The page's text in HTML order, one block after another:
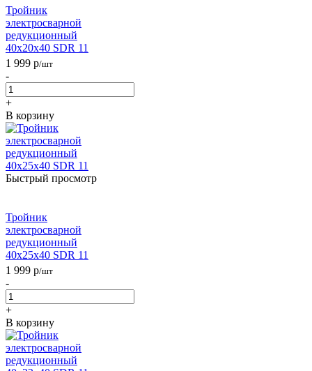
Тройник
электросварной
редукционный
40х20х40 SDR 11
1 999 р/шт
-
+
В корзину
Быстрый просмотр
Тройник
электросварной
редукционный
40х25х40 SDR 11
1 999 р/шт
-
+
В корзину